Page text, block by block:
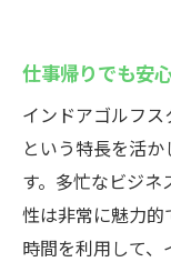
仕事帰りでも安
インドアゴルフ
という特長を活
す。多忙なビジ
性は非常に魅力的
時間を利用して、